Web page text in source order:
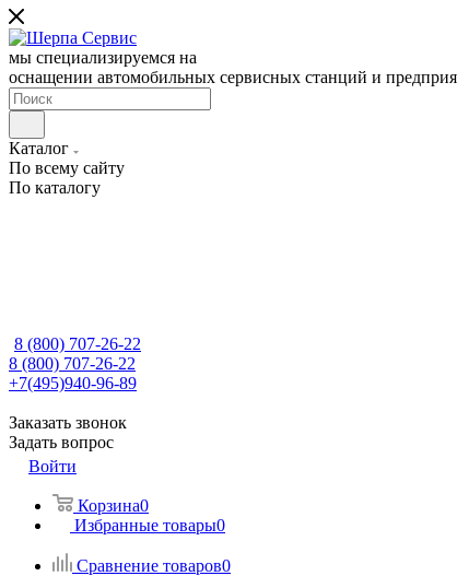
мы специализируемся на
оснащении автомобильных сервисных станций и
Каталог
По всему сайту
По каталогу
8 (800) 707-26-22
8 (800) 707-26-22
+7(495)940-96-89
Заказать звонок
Задать вопрос
Войти
Корзина0
Избранные товары0
Сравнение товаров0